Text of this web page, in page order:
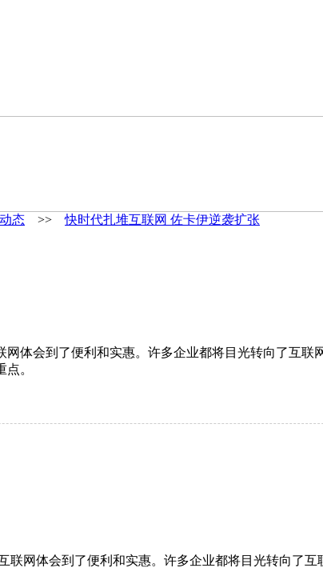
态 >>快时代扎堆互联网 佐卡伊逆袭扩张
体会到了便利和实惠。许多企业都将目光转向了互
。
网体会到了便利和实惠。许多企业都将目光转向了